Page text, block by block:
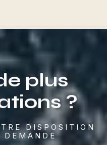
plus
?
DISPOSITION
DEMANDE